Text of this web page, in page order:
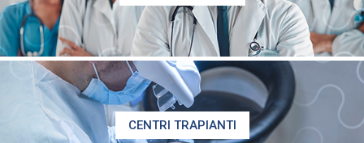
CENTRI TRAPIANTI